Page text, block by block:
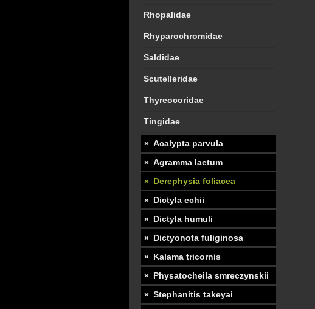
Rhopalidae
Rhyparochromidae
Saldidae
Scutelleridae
Thyreocoridae
Tingidae
Acalypta parvula
Agramma laetum
Derephysia foliacea
Dictyla echii
Dictyla humuli
Dictyonota fuliginosa
Kalama tricornis
Physatocheila smreczynskii
Stephanitis takeyai